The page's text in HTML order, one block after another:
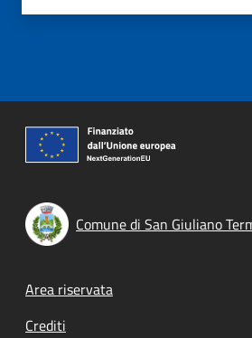
Comune di San Giuliano
Footer menu
Area riservata
Crediti